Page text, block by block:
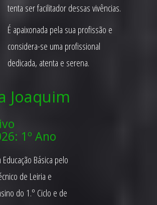
tenta ser facilitador dessas vivências.
É apaixonada pela sua profissão e
considera-se uma profissional
dedicada, atenta e serena.
Joaquim
1º Ano
Básica pelo
de Leiria e
do 1.º Ciclo e de